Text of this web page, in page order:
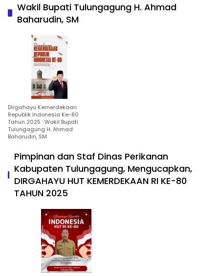
Wakil Bupati Tulungagung H. Ahmad
Baharudin, SM
Dirgahayu Kemerdekaan
Republik Indonesia Ke-80
Tahun 2025 : Wakil Bupati
Tulungagung H. Ahmad
Baharudin, SM
Pimpinan dan Staf Dinas Perikanan
Kabupaten Tulungagung, Mengucapkan,
DIRGAHAYU HUT KEMERDEKAAN RI KE-80
TAHUN 2025